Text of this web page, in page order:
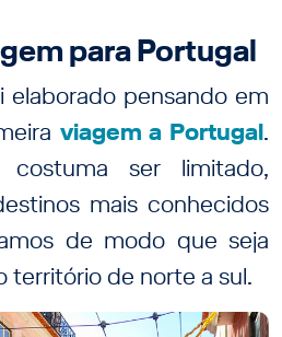
para Portugal
elaborado pensando em
viagem a Portugal.
ser limitado,
mais conhecidos
de modo que seja
território de norte a sul.